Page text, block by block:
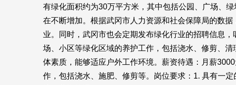
有绿化面积约为30万平方米，其中包括公园、广场、
在不断增加。根据武冈市人力资源和社会保障局的数
业。同时，武冈市也会定期发布绿化行业的招聘信息
场、小区等绿化区域的养护工作，包括浇水、修剪、
体素质，能够适应户外工作环境。薪资待遇：月薪
作，包括浇水、施肥、修剪等。岗位要求：1. 具有一